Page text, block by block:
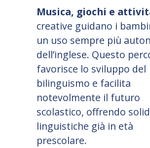
Musica, giochi e
creative guidano i
un uso sempre più
dell’inglese. Questo
favorisce lo sviluppo del
bilinguismo e facilita
notevolmente il futuro
scolastico, offrendo
linguistiche già in età
prescolare.